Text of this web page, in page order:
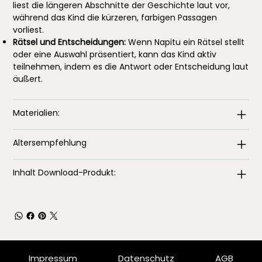
liest die längeren Abschnitte der Geschichte laut vor,
während das Kind die kürzeren, farbigen Passagen
vorliest.
Rätsel und Entscheidungen: Wenn Napitu ein Rätsel stellt
oder eine Auswahl präsentiert, kann das Kind aktiv
teilnehmen, indem es die Antwort oder Entscheidung laut
äußert.
Materialien:
Altersempfehlung
Inhalt Download-Produkt:
Impressum Datenschutz AGB